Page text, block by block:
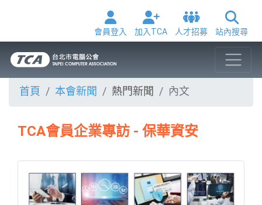
會員登入 加入TCA 人才招募 站內搜尋
首頁 本會新聞 熱門新聞 內文
TCA會員企業專訪 - 保華資安